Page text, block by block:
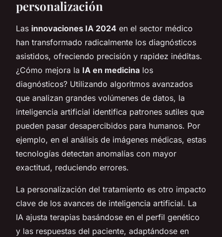
personalización
Las innovaciones IA 2024 en el sector médico
han transformado radicalmente los diagnósticos
asistidos, ofreciendo precisión y rapidez inéditas.
¿Cómo mejora la IA en medicina los
diagnósticos? Utilizando algoritmos avanzados
que analizan grandes volúmenes de datos, la
inteligencia artificial identifica patrones sutiles que
pueden pasar desapercibidos para humanos. Por
ejemplo, en el análisis de imágenes médicas, estas
tecnologías detectan anomalías con mayor
exactitud, reduciendo errores.
La personalización del tratamiento es otro impacto
clave de los avances de inteligencia artificial. La
IA ajusta terapias basándose en el perfil genético
y las respuestas del paciente, adaptándose en